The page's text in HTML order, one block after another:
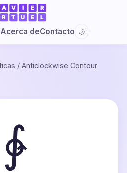
Acerca deContacto 🌙
/ Anticlockwise Contour
∳